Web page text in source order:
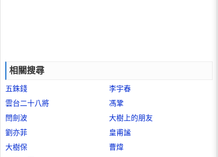
相關搜尋
五銖錢
李宇春
雲台二十八將
馮鞏
閆劍波
大樹上的朋友
劉亦菲
皇甫謐
大樹保
曹煒